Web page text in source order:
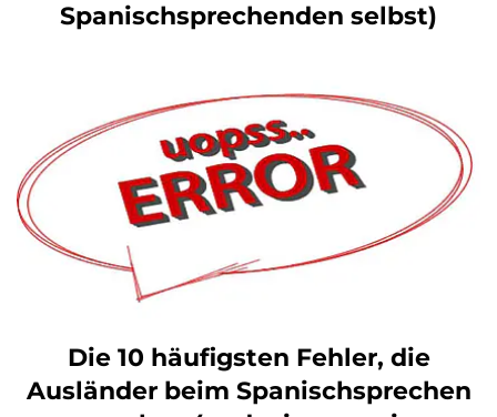
Spanischsprechenden selbst)
Die 10 häufigsten Fehler, die
Ausländer beim Spanischsprechen